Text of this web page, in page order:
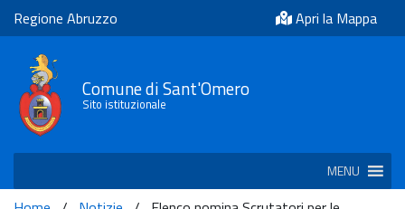
Regione Abruzzo Apri la Mappa
Comune di Sant'Omero
Sito istituzionale
MENU